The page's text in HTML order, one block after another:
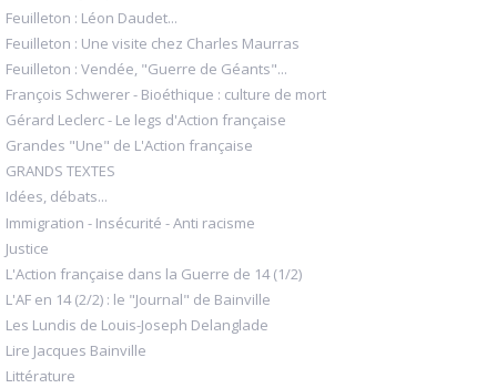
Feuilleton : Léon Daudet...
Feuilleton : Une visite chez Charles Maurras
Feuilleton : Vendée, "Guerre de Géants"...
François Schwerer - Bioéthique : culture de mort
Gérard Leclerc - Le legs d'Action française
Grandes "Une" de L'Action française
GRANDS TEXTES
Idées, débats...
Immigration - Insécurité - Anti racisme
Justice
L'Action française dans la Guerre de 14 (1/2)
L'AF en 14 (2/2) : le "Journal" de Bainville
Les Lundis de Louis-Joseph Delanglade
Lire Jacques Bainville
Littérature